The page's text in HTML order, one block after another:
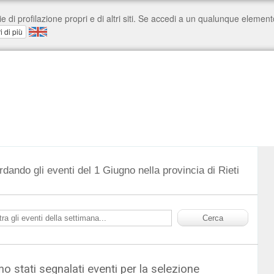
gli eventi del 1 Giugno nella provincia di Rieti
stati segnalati eventi per la selezione